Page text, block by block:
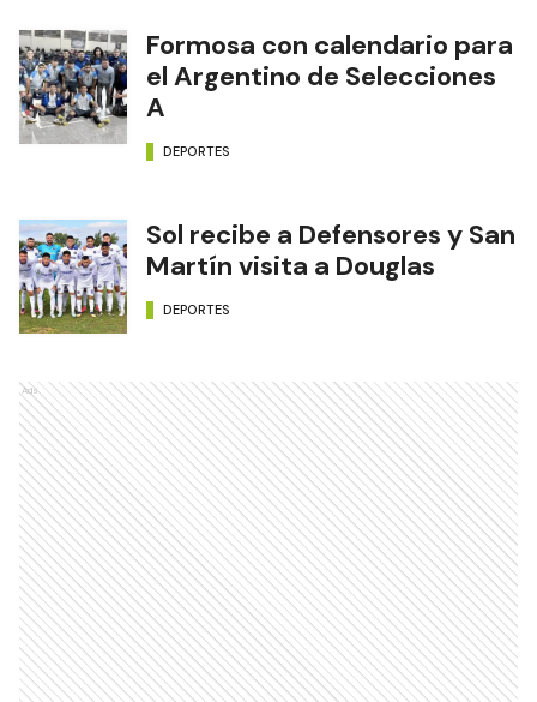
Formosa con calendario para
el Argentino de Selecciones
A
DEPORTES
Sol recibe a Defensores y San
Martín visita a Douglas
DEPORTES
Ads